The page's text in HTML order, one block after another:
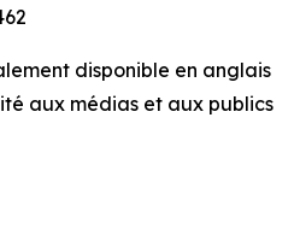
disponible en anglais
aux médias et aux publics